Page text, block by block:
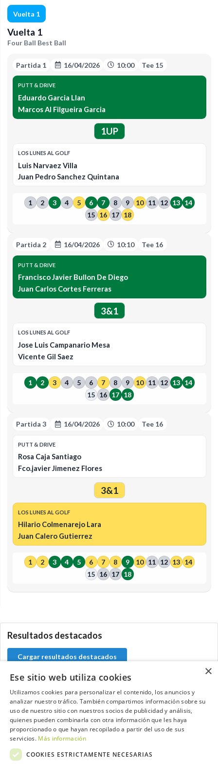
Vuelta 1
Vuelta 1
Four Ball Best Ball
Partida 1 16/04/2026 10:00 Tee 15
PUTT & DRIVE
Eduardo Garcia Llan
Marcos Al Filgueira Garcia
1UP
LOS LUNES AL GOLF
Luis Narvaez Villa
Juan Pedro Sanchez Quintana
1 2 3 4 5 6 7 8 9 10 11 12 13 14
15 16 17 18
Partida 2 16/04/2026 10:10 Tee 16
PUTT & DRIVE
Francisco Javier Bullon De Diego
Juan Carlos Cortes Ferreras
3&1
LOS LUNES AL GOLF
Jose Luis Campanario Mesa
Vicente Gil Saez
1 2 3 4 5 6 7 8 9 10 11 12 13 14
15 16 17 18
Partida 3 16/04/2026 10:00 Tee 16
PUTT & DRIVE
Rosa Caja Santiago
Fco.javier Jimenez Flores
3&1
LOS LUNES AL GOLF
Hilario Colmenarejo Lara
Juan Calero Gutierrez
1 2 3 4 5 6 7 8 9 10 11 12 13 14
15 16 17 18
Resultados destacados
Cargar resultados destacados
Contacta con el equipo de NextCaddy
Opina Contacta
×
Ese sitio web utiliza cookies
Utilizamos cookies para personalizar el contenido, los anuncios y
analizar nuestro tráfico. También compartimos información sobre su
uso de nuestro sitio con nuestros socios de publicidad y análisis,
quienes pueden combinarla con otra información que les haya
proporcionado o que hayan recopilado a partir del uso de sus
servicios. Más información
COOKIES ESTRICTAMENTE NECESARIAS